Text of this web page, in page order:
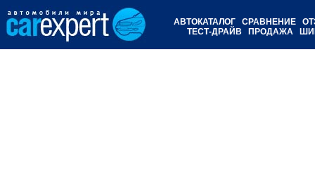
АВТОКАТАЛОГ СРАВНЕНИЕ
ТЕСТ-ДРАЙВ
ПРОДАЖА